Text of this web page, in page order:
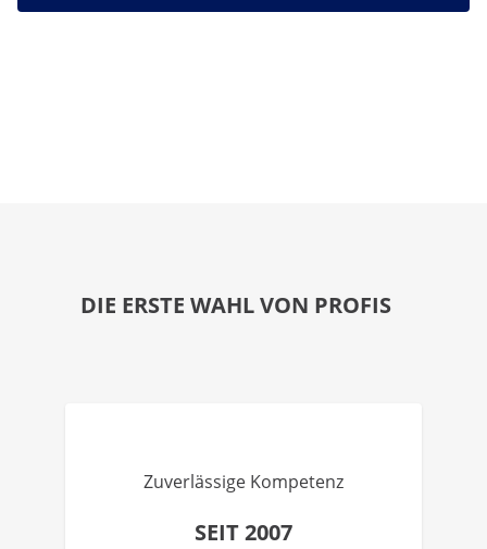
DIE ERSTE WAHL VON PROFIS
Zuverlässige Kompetenz
SEIT 2007